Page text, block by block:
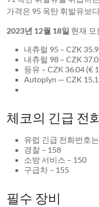
가격은 95 옥탄 휘발유보
2023년 12월 18일 현재 모
내츄럴 95 – CZK
내츄럴 98 – CZK
등유 – CZK 36.04 (€
Autoplyn — CZK
체코의 긴급 전
유럽 ​​긴급 전화번호
경찰 – 158
소방 서비스 – 150
구급차 – 155
필수 장비